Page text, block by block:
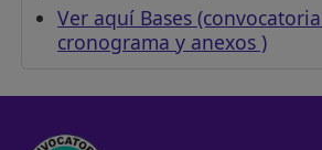
Ver aquí Bases
cronograma y anexos )